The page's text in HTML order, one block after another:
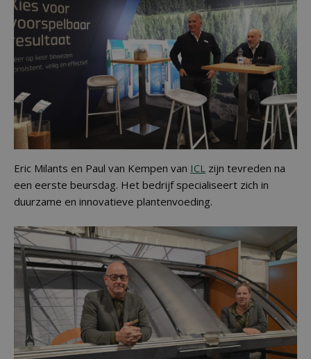
Eric Milants en Paul van Kempen van ICL zijn tevreden na
een eerste beursdag. Het bedrijf specialiseert zich in
duurzame en innovatieve plantenvoeding.